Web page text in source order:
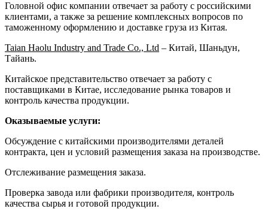
Головной офис компании отвечает за работу с российскими
клиентами, а также за решение комплексных вопросов по
таможенному оформлению и доставке груза из Китая.
Taian Haolu Industry and Trade Co., Ltd – Китай, Шаньдун,
Тайань.
Китайское представительство отвечает за работу с
поставщиками в Китае, исследование рынка товаров и
контроль качества продукции.
Оказываемые услуги:
Обсуждение с китайскими производителями деталей
контракта, цен и условий размещения заказа на производстве.
Отслеживание размещения заказа.
Проверка завода или фабрики производителя, контроль
качества сырья и готовой продукции.